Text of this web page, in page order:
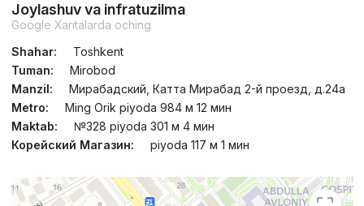
Joylashuv va infratuzilma
Google Xaritalarda oching
Shahar:
Toshkent
Tuman:
Mirobod
Manzil:
Мирабадский, Катта Мирабад 2-й проезд, д.24a
Metro:
Ming Orik piyoda 984 м 12 мин
Maktab:
№328 piyoda 301 м 4 мин
Корейский Магазин:
piyoda 117 м 1 мин